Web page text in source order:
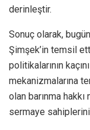
derinleştir.
Sonuç olarak,
Şimşek’in temsil
politikalarının
mekanizmalarına
olan barınma
sermaye